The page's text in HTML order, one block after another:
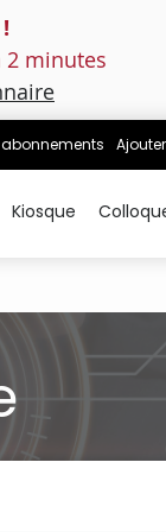
2 minutes
abonnements
Kiosque